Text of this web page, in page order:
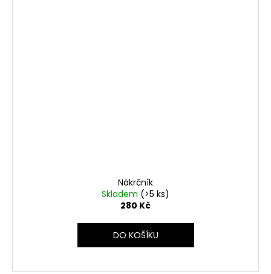
Nákrčník
Skladem (>5 ks)
280 Kč
DO KOŠÍKU